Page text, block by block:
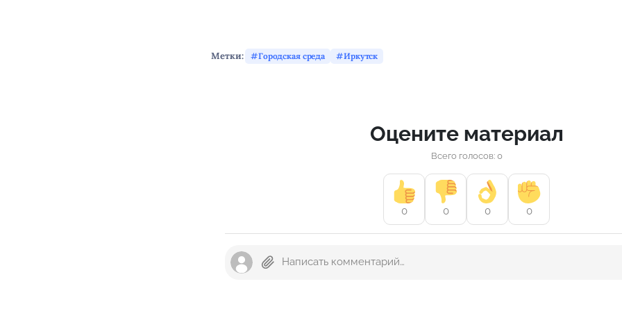
Метки: Городская среда Иркутск
Оцените материал
Всего голосов: 0
0 0 0 0